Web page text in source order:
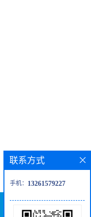
联系方式
手机： 13261579227